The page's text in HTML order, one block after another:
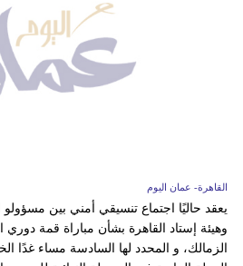
القاهرة- عمان اليوم
يعقد حاليًا اجتماع تنسيقي أمني بين مسؤولو
وهيئة إستاد القاهرة بشأن مباراة قمة دوري
الزمالك، و المحدد لها السادسة مساء غدًا